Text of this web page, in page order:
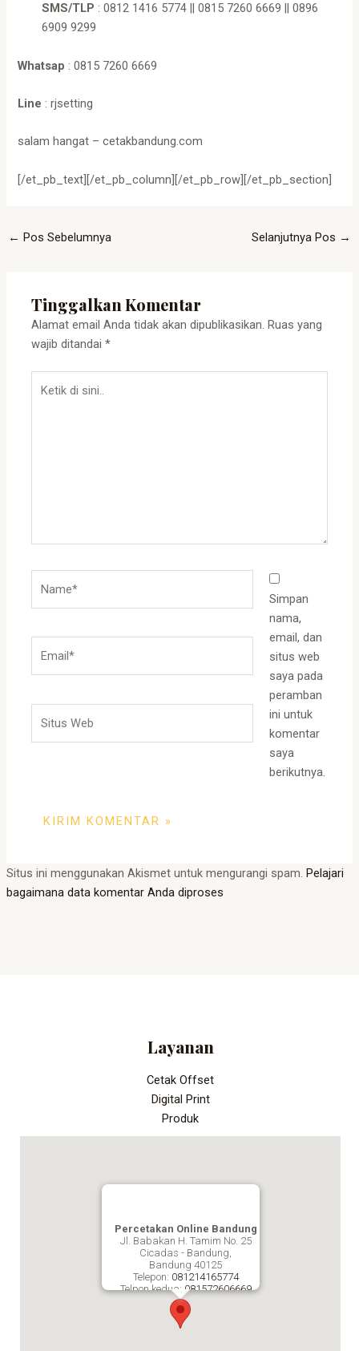
SMS/TLP : 0812 1416 5774 || 0815 7260 6669 || 0896
6909 9299
Whatsap : 0815 7260 6669
Line : rjsetting
salam hangat – cetakbandung.com
[/et_pb_text][/et_pb_column][/et_pb_row][/et_pb_section]
← Pos Sebelumnya Selanjutnya Pos →
Tinggalkan Komentar
Alamat email Anda tidak akan dipublikasikan. Ruas yang
wajib ditandai*
Web
Simpan
nama,
email, dan
situs web
saya pada
peramban
ini untuk
komentar
saya
berikutnya.
Situs ini menggunakan Akismet untuk mengurangi spam. Pelajari
bagaimana data komentar Anda diproses
Layanan
Cetak Offset
Digital Print
Produk
Percetakan Online Bandung
Jl. Babakan H. Tamim No. 25
Cicadas - Bandung,
Bandung 40125
Telepon: 081214165774
Telpon kedua: 081572606669
Percetakan Online Bandung